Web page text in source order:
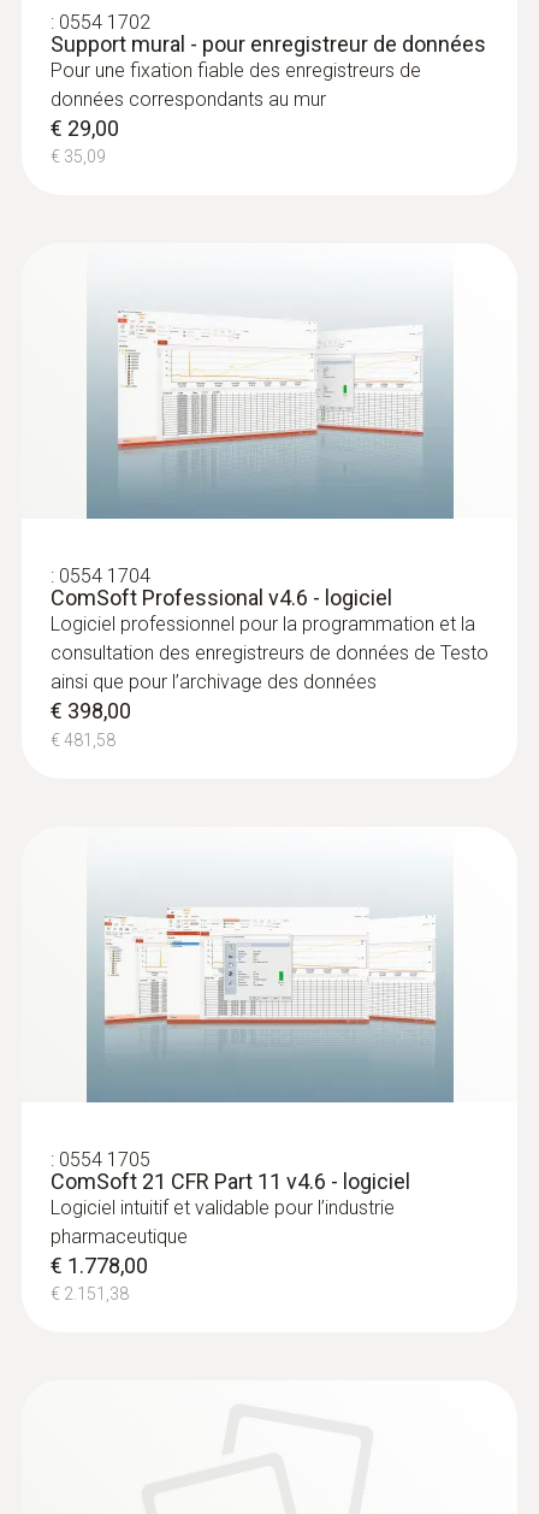
: 0554 1702
Support mural - pour enregistreur de données
Pour une fixation fiable des enregistreurs de
données correspondants au mur
€ 29,00
€ 35,09
: 0554 1704
ComSoft Professional v4.6 - logiciel
Logiciel professionnel pour la programmation et la
consultation des enregistreurs de données de Testo
ainsi que pour l’archivage des données
€ 398,00
€ 481,58
: 0554 1705
ComSoft 21 CFR Part 11 v4.6 - logiciel
Logiciel intuitif et validable pour l’industrie
pharmaceutique
€ 1.778,00
€ 2.151,38